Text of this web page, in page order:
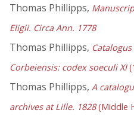
Thomas Phillipps,
Eligii. Circa Ann. 1778
Thomas Phillipps,
Corbeiensis: codex soeculi XI
Thomas Phillipps, A
archives at Lille. 1828(Middle